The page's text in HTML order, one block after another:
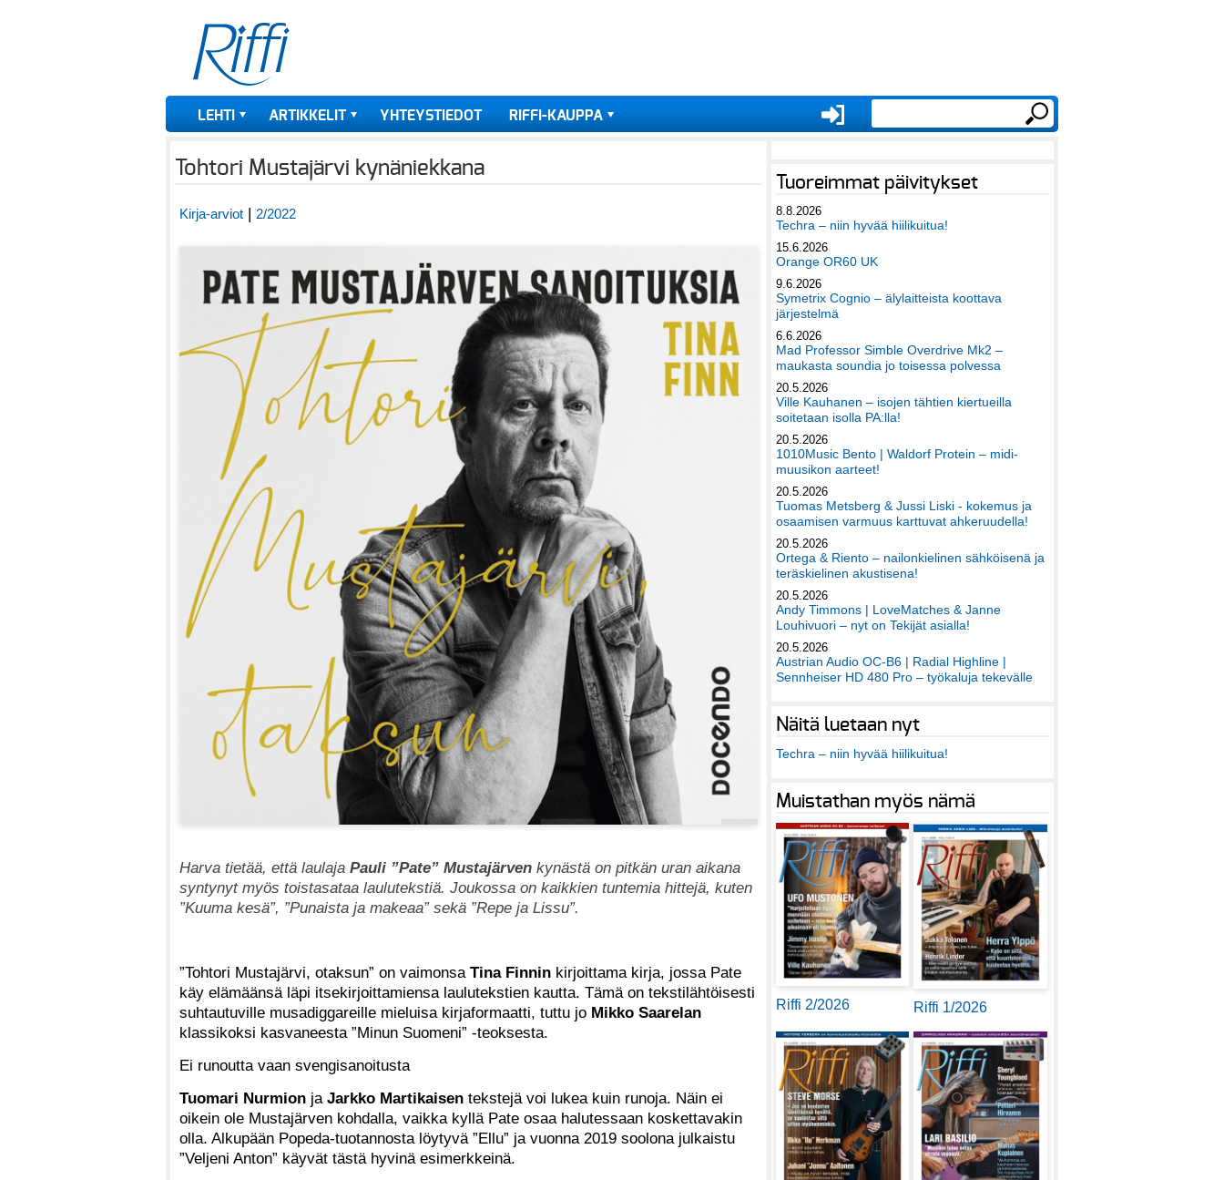
LEHTI ARTIKKELIT YHTEYSTIEDOT RIFFI-KAUPPA
Tohtori Mustajärvi kynäniekkana
Kirja-arviot | 2/2022
Harva tietää, että laulaja Pauli ”Pate” Mustajärven kynästä on pitkän uran aikana
syntynyt myös toistasataa laulutekstiä. Joukossa on kaikkien tuntemia hittejä, kuten
”Kuuma kesä”, ”Punaista ja makeaa” sekä ”Repe ja Lissu”.
”Tohtori Mustajärvi, otaksun” on vaimonsa Tina Finnin kirjoittama kirja, jossa Pate
käy elämäänsä läpi itsekirjoittamiensa laulutekstien kautta. Tämä on tekstilähtöisesti
suhtautuville musadiggareille mieluisa kirjaformaatti, tuttu jo Mikko Saarelan
klassikoksi kasvaneesta ”Minun Suomeni” -teoksesta.
Ei runoutta vaan svengisanoitusta
Tuomari Nurmion ja Jarkko Martikaisen tekstejä voi lukea kuin runoja. Näin ei
oikein ole Mustajärven kohdalla, vaikka kyllä Pate osaa halutessaan koskettavakin
olla. Alkupään Popeda-tuotannosta löytyvä ”Ellu” ja vuonna 2019 soolona julkaistu
”Veljeni Anton” käyvät tästä hyvinä esimerkkeinä.
Tuoreimmat päivitykset
8.8.2026
Techra – niin hyvää hiilikuitua!
15.6.2026
Orange OR60 UK
9.6.2026
Symetrix Cognio – älylaitteista koottava
järjestelmä
6.6.2026
Mad Professor Simble Overdrive Mk2 –
maukasta soundia jo toisessa polvessa
20.5.2026
Ville Kauhanen – isojen tähtien kiertueilla
soitetaan isolla PA:lla!
20.5.2026
1010Music Bento | Waldorf Protein – midi-
muusikon aarteet!
20.5.2026
Tuomas Metsberg & Jussi Liski - kokemus ja
osaamisen varmuus karttuvat ahkeruudella!
20.5.2026
Ortega & Riento – nailonkielinen sähköisenä ja
teräskielinen akustisena!
20.5.2026
Andy Timmons | LoveMatches & Janne
Louhivuori – nyt on Tekijät asialla!
20.5.2026
Austrian Audio OC-B6 | Radial Highline |
Sennheiser HD 480 Pro – työkaluja tekevälle
Näitä luetaan nyt
Techra – niin hyvää hiilikuitua!
Muistathan myös nämä
Riffi 2/2026 Riffi 1/2026